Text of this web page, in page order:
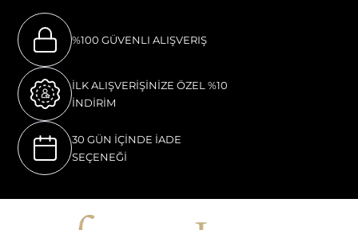
%100 GÜVENLI ALIŞVERIŞ
İLK ALIŞVERİŞİNİZE ÖZEL %10
İNDİRİM
30 GÜN İÇİNDE İADE
SEÇENEĞİ